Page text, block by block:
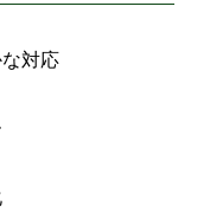
対応